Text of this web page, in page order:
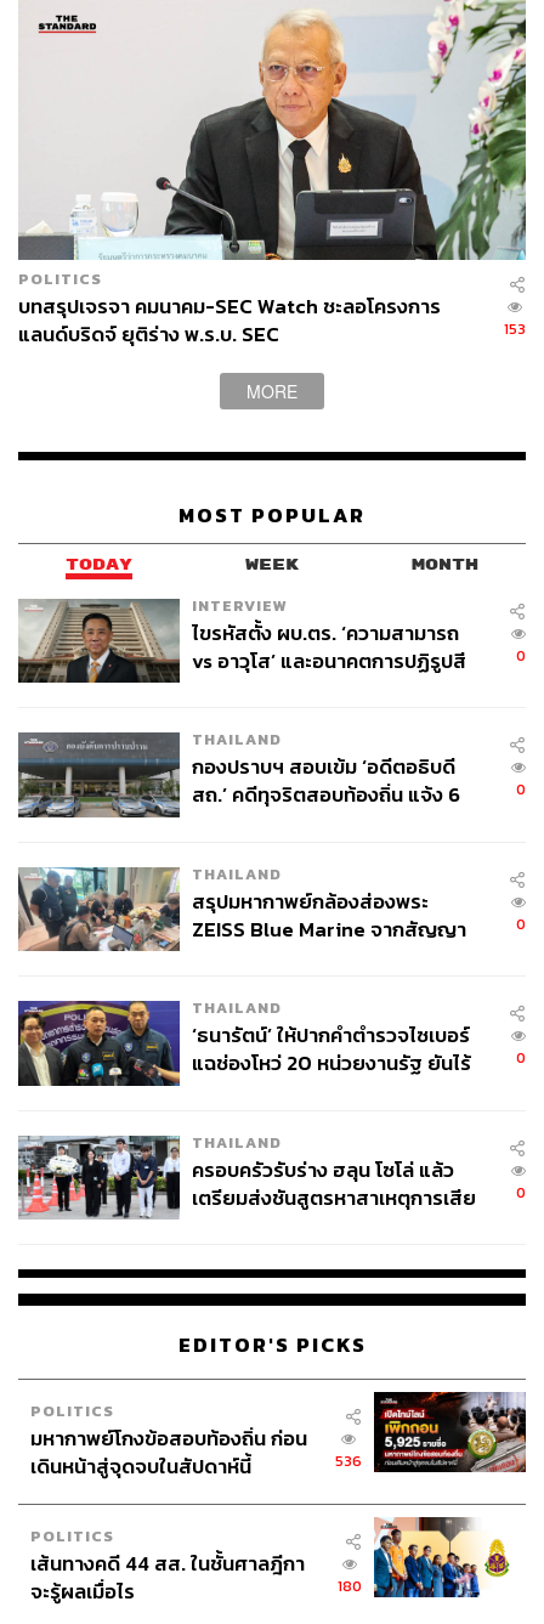
POLITICS
บทสรุปเจรจา คมนาคม-SEC Watch ชะลอโครงการ
แลนด์บริดจ์ ยุติร่าง พ.ร.บ. SEC
153
MORE
MOST POPULAR
TODAY WEEK MONTH
INTERVIEW
ไขรหัสตั้ง ผบ.ตร. ‘ความสามารถ
vs อาวุโส’ และอนาคตการปฏิรูปสี
0
THAILAND
กองปราบฯ สอบเข้ม ‘อดีตอธิบดี
สถ.’ คดีทุจริตสอบท้องถิ่น แจ้ง 6
0
THAILAND
สรุปมหากาพย์กล้องส่องพระ
ZEISS Blue Marine จากสัญญา
จ่ายหนี้-แอบระบุแบรนด์
0
THAILAND
‘ธนารัตน์’ ให้ปากคำตำรวจไซเบอร์
แฉช่องโหว่ 20 หน่วยงานรัฐ ยันไร้
0
THAILAND
ครอบครัวรับร่าง ฮลุน โซโล่ แล้ว
เตรียมส่งชันสูตรหาสาเหตุการเสีย
0
EDITOR'S PICKS
POLITICS
มหากาพย์โกงข้อสอบท้องถิ่น ก่อน
เดินหน้าสู่จุดจบในสัปดาห์นี้
536
POLITICS
เส้นทางคดี 44 สส. ในชั้นศาลฎีกา
จะรู้ผลเมื่อไร
180